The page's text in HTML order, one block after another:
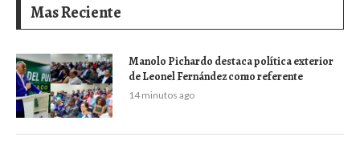
Mas Reciente
Manolo Pichardo destaca política exterior
de Leonel Fernández como referente
14 minutos ago